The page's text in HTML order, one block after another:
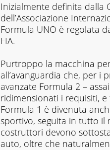
Inizialmente definita dalla
dell’Associazione
Formula UNO è regolata
FIA.
Purtroppo la macchina
all’avanguardia che, per i
avanzate Formula 2 –
ridimensionati i requisiti,
Formula 1 è divenuta
sportivo, seguita in tutto il
costruttori devono
auto, oltre che